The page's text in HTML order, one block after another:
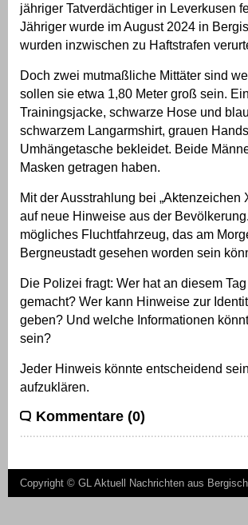
jähriger Tatverdächtiger in Leverkusen
Jähriger wurde im August 2024 in
wurden inzwischen zu Haftstrafen
Doch zwei mutmaßliche Mittäter sind
sollen sie etwa 1,80 Meter groß sein.
Trainingsjacke, schwarze Hose und
schwarzem Langarmshirt, grauen
Umhängetasche bekleidet. Beide
Masken getragen haben.
Mit der Ausstrahlung bei
auf neue Hinweise aus der
mögliches Fluchtfahrzeug, das am
Bergneustadt gesehen worden sein
Die Polizei fragt: Wer hat an diesem
gemacht? Wer kann Hinweise zur
geben? Und welche Informationen
sein?
Jeder Hinweis könnte entscheidend
aufzuklären.
Kommentare (0)
Copyright © GL Aktuell Nachrichten aus